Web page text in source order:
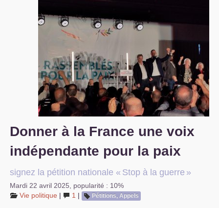
S’organiser
Donner à la France une voix
indépendante pour la paix
signez la pétition nationale « Stop à la guerre »
Mardi 22 avril 2025
popularité : 10%
Vie politique | 1 | Pétitions, Appels